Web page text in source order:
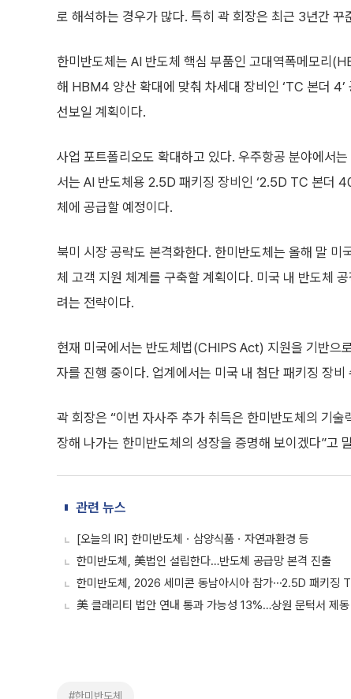
로 해석하는 경우가 많다. 특히 곽 회장은 최근 3년간
한미반도체는 AI 반도체 핵심 부품인 고대역폭메모리
해 HBM4 양산 확대에 맞춰 차세대 장비인 ‘TC 본더
선보일 계획이다.
사업 포트폴리오도 확대하고 있다. 우주항공 분야에서
서는 AI 반도체용 2.5D 패키징 장비인 ‘2.5D TC 본더
체에 공급할 예정이다.
북미 시장 공략도 본격화한다. 한미반도체는 올해 말 미
체 고객 지원 체계를 구축할 계획이다. 미국 내 반도체
려는 전략이다.
현재 미국에서는 반도체법(CHIPS Act) 지원을 기반으
자를 진행 중이다. 업계에서는 미국 내 첨단 패키징 장
곽 회장은 “이번 자사주 추가 취득은 한미반도체의 기
장해 나가는 한미반도체의 성장을 증명해 보이겠다”고
관련 뉴스
[오늘의 IR] 한미반도체ㆍ삼양식품ㆍ자연과환경 등
한미반도체, 美법인 설립한다…반도체 공급망 본격 진출
한미반도체, 2026 세미콘 동남아시아 참가⋯2.5D 패키징
美 클래리티 법안 연내 통과 가능성 13%…상원 문턱서 제동
#한미반도체